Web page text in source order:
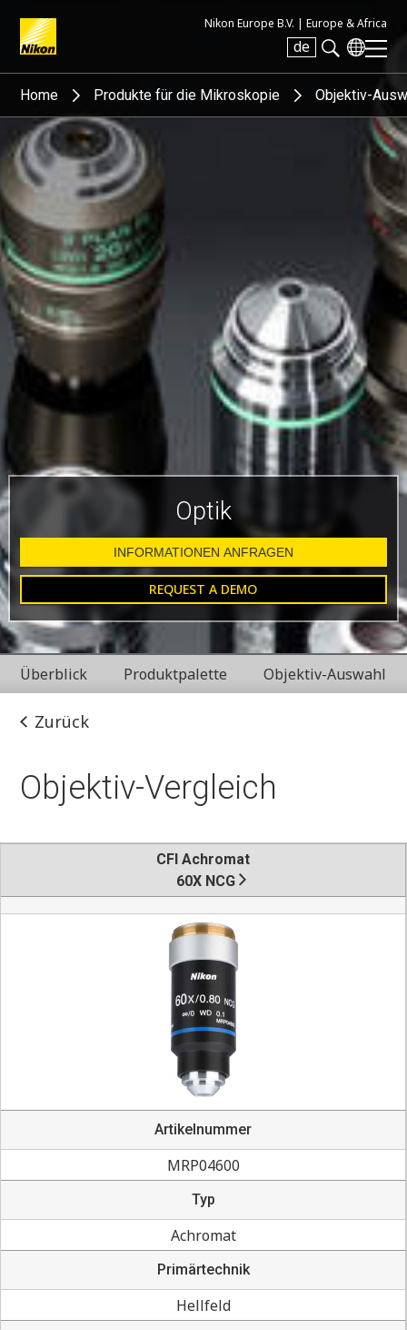
Nikon Europe B.V. | Europe & Africa
de
Search keyword(s)
Home Produkte für die Mikroskopie Objektiv-
Optik
INFORMATIONEN ANFRAGEN
REQUEST A DEMO
Überblick Produktpalette Objektiv-Auswahl
Zurück
Objektiv-Vergleich
CFI Achromat
60X NCG
Artikelnummer
MRP04600
Typ
Achromat
Primärtechnik
Hellfeld